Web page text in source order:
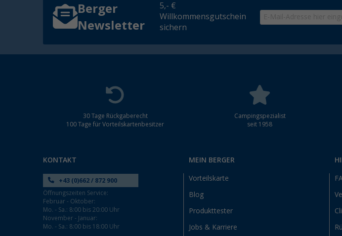
Berger
Newsletter
5,- €
Willkommensgutschein
sichern
30 Tage Rückgaberecht
100 Tage für Vorteilskartenbesitzer
Campingspezialist
seit 1958
KONTAKT
+43 (0)662 / 872 900
Öffnungszeiten Service:
Februar - Oktober:
Mo. - Sa.: 8:00 bis 20:00 Uhr
November - Januar:
Mo. - Sa.: 8:00 bis 18:00 Uhr
MEIN BERGER
Vorteilskarte
Blog
Produkttester
Jobs & Karriere